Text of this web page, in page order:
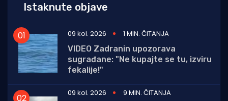
Istaknute objave
09 kol. 2026
1 MIN. ČITANJA
VIDEO Zadranin upozorava
sugrađane: "Ne kupajte se tu, izviru
fekalije!"
09 kol. 2026
9 MIN. ČITANJA